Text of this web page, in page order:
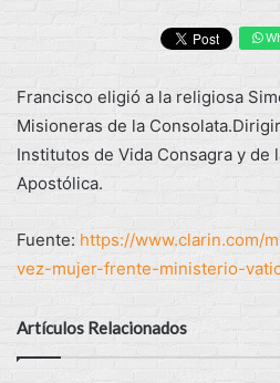
Francisco eligió a la religiosa
Misioneras de la
Institutos de Vida Consagra y de
Apostólica.
Fuente: https://www.clarin.com/
vez-mujer-frente-ministerio-
Artículos Relacionados